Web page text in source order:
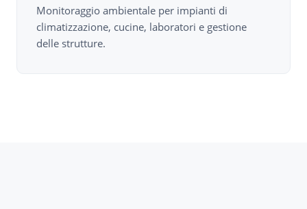
Monitoraggio ambientale per impianti di
climatizzazione, cucine, laboratori e gestione
delle strutture.